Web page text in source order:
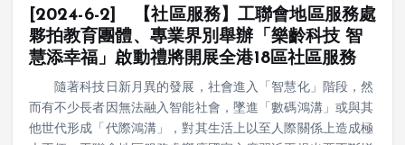
[2024-6-2] 【社區服務】工聯會地區服務處
夥拍教育團體、專業界別舉辦「樂齡科技 智
慧添幸福」啟動禮將開展全港18區社區服務
隨著科技日新月異的發展，社會進入「智慧化」階段，然
而有不少長者因無法融入智能社會，墜進「數碼鴻溝」或與其
他世代形成「代際鴻溝」，對其生活上以至人際關係上造成極